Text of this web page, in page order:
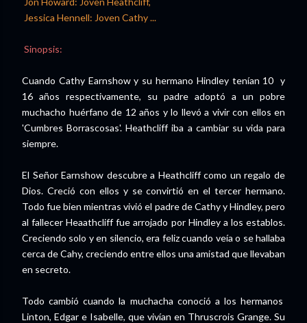
Jessica Hennell: Joven Cathy ...
Sinopsis:
Cuando Cathy Earnshow y su hermano Hindley tenían 10 y
16 años respectivamente, su padre adoptó a un pobre
muchacho huérfano de 12 años y lo llevó a vivir con ellos en
'Cumbres Borrascosas'. Heathcliff iba a cambiar su vida para
siempre.
El Señor Earnshow descubre a Heathcliff como un regalo de
Dios. Creció con ellos y se convirtió en el tercer hermano.
Todo fue bien mientras vivió el padre de Cathy y Hindley, pero
al fallecer Heaathcliff fue arrojado por Hindley a los establos.
Creciendo solo y en silencio, era feliz cuando veía o se hallaba
cerca de Cahy, creciendo entre ellos una amistad que llevaban
en secreto.
Todo cambió cuando la muchacha conoció a los hermanos
Linton, Edgar e Isabelle, que vivían en Thruscrois Grange. Su